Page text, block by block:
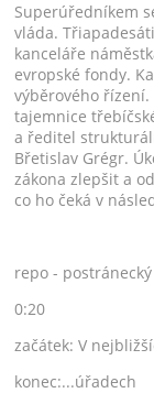
Superúředníkem
vláda.
kanceláře
evropské fondy.
výběrového
tajemnice
a ředitel
Břetislav Grégr.
zákona zlepšit a
co ho čeká v
repo - postránecký
0:20
začátek: V
konec:...úřadech